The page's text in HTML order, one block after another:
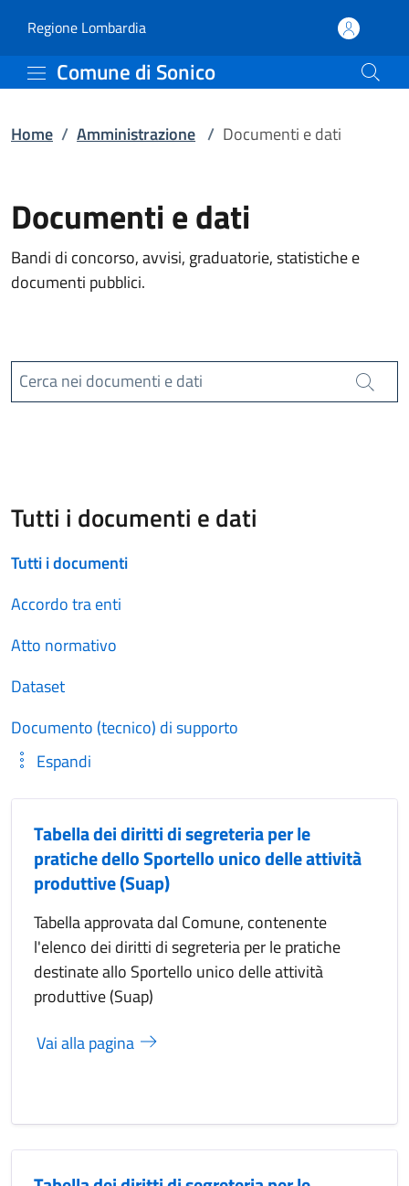
Documenti e dati |
Regione Lombardia(apre in un'altra scheda).
Comune di Sonico
Home / Amministrazione / Documenti e dati
Documenti e dati
Bandi di concorso, avvisi, graduatorie, statistiche e
documenti pubblici.
Cerca nei documenti e dati
Cerca
Tutti i documenti e dati
Tutti i documenti
Accordo tra enti
Atto normativo
Dataset
Documento (tecnico) di supporto
Espandi
Tabella dei diritti di segreteria per le
pratiche dello Sportello unico delle attività
produttive (Suap)
Tabella approvata dal Comune, contenente
l'elenco dei diritti di segreteria per le pratiche
destinate allo Sportello unico delle attività
produttive (Suap)
Vai alla pagina